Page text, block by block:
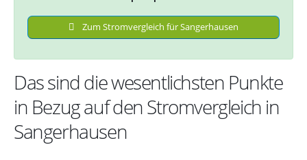
Zum Stromvergleich für Sangerhausen
Das sind die wesentlichsten Punkte
in Bezug auf den Stromvergleich in
Sangerhausen